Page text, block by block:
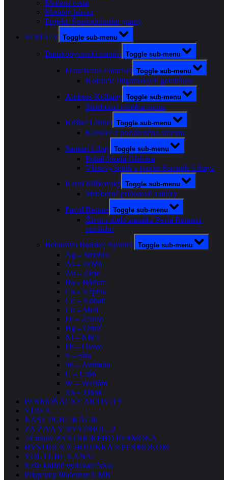
Medená cesta
Medený hámor
Projekt: Špaňodolinské granty
SERIÁLY Toggle sub-menu
Banskobystrickí zlatníci Toggle sub-menu
Franciscius Francisci Toggle sub-menu
Kolekcia filigránskych gombíkov
Andreas Kolbány Toggle sub-menu
Strieborná reliéfna spona
Krištof Lehner Toggle sub-menu
Kanvica z pozláteného striebra
Samuel Libay Toggle sub-menu
Pokál Jozefa Glabitsa
Vlasový šperk v tvorbe Samuela Libaya
Karol Miškovský Toggle sub-menu
Strieborné príborové solitéry
Pavol Renner Toggle sub-menu
Život a dielo zlatníka Pavla Rennera
staršieho
Bohatstvo Banskej Bystrice Toggle sub-menu
Ag – Striebro
As – Arzén
Au – Zlato
Ba – Bárium
Ca – Vápnik
Co – Kobalt
Cu – Meď
Fe – Železo
Hg – Ortuť
Ni – Nikel
Pb – Olovo
S – Síra
Sb – Antimón
U – Urán
W – Volfrám
Zn – Zinok
PERMOŇÁCKE AKTIVITY
VIDEÁ
NAŠE PUBLIKÁCIE
ZA ŽIVA V BYSTRICI…2
20 rokov BYSTRICKÉHO PERMONA
BYSTRICKÁ HODINKA S PERMONOM
YOUTUBE KANÁL
Naše knižné vydavateľstvo
Príspevky študentov UMB